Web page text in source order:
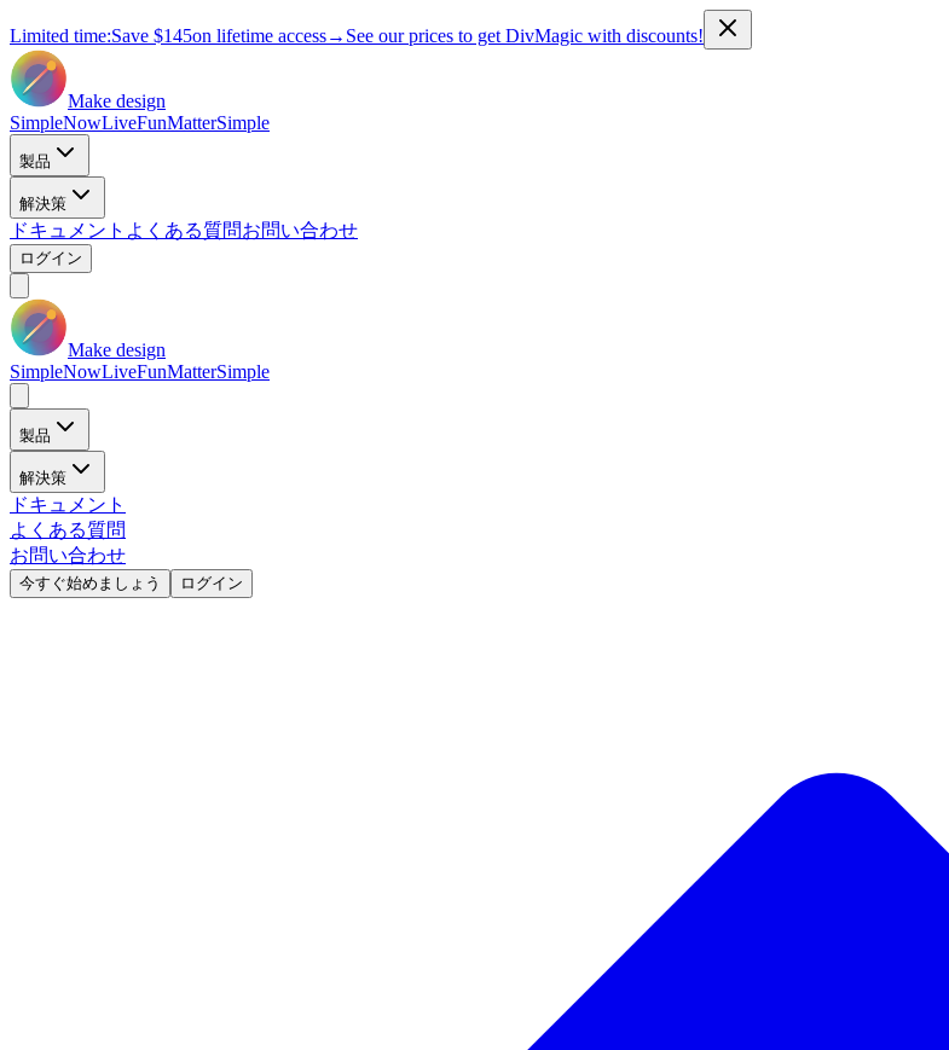
Limited time:Save $145on lifetime access→ See our prices to get DivMagic with discounts!
Make design
SimpleNowLiveFunMatterSimple
製品
解決策
ドキュメント よくある質問お問い合わせ
ログイン
Make design
SimpleNowLiveFunMatterSimple
製品
解決策
ドキュメント
よくある質問
お問い合わせ
今すぐ始めましょう ログイン